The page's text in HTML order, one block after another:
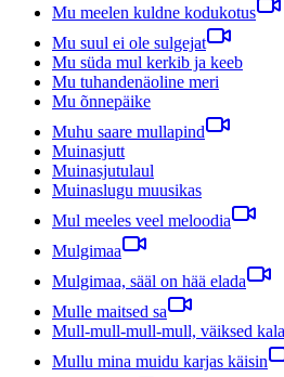
Mu meelen kuldne kodukotus
Mu suul ei ole sulgejat
Mu süda mul kerkib ja keeb
Mu tuhandenäoline meri
Mu õnnepäike
Muhu saare mullapind
Muinasjutt
Muinasjutulaul
Muinaslugu muusikas
Mul meeles veel meloodia
Mulgimaa
Mulgimaa, sääl on hää elada
Mulle maitsed sa
Mull-mull-mull-mull, väiksed
Mullu mina muidu karjas käisin